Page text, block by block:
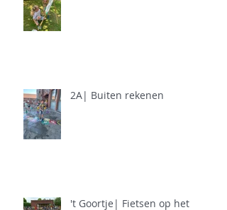
2A| Buiten rekenen
't Goortje| Fietsen op het